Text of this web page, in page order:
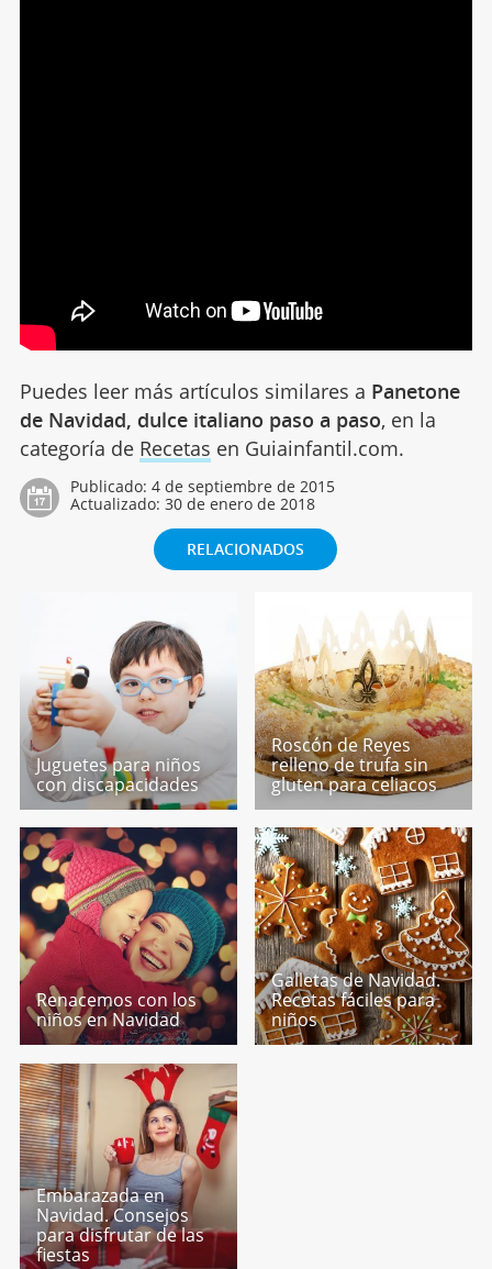
Puedes leer más artículos similares a Panetone
de Navidad, dulce italiano paso a paso, en la
categoría de Recetas en Guiainfantil.com.
Publicado: 4 de septiembre de 2015
Actualizado: 30 de enero de 2018
RELACIONADOS
Juguetes para niños
con discapacidades
Roscón de Reyes
relleno de trufa sin
gluten para celiacos
Renacemos con los
niños en Navidad
Galletas de Navidad.
Recetas fáciles para
niños
Embarazada en
Navidad. Consejos
para disfrutar de las
fiestas